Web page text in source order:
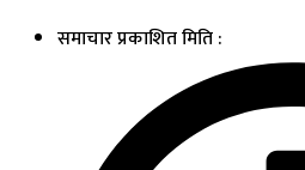
समाचार प्रकाशित मिति :